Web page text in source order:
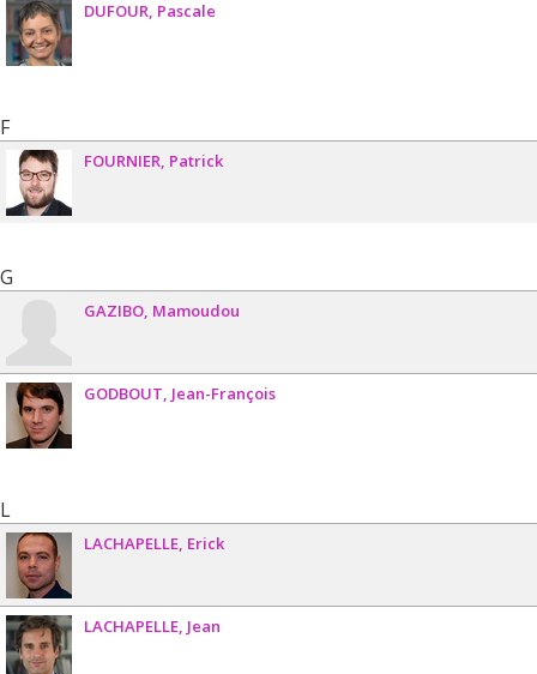
DUFOUR Pascale
F
FOURNIER Patrick
G
GAZIBO Mamoudou
GODBOUT Jean-François
L
LACHAPELLE Erick
LACHAPELLE Jean